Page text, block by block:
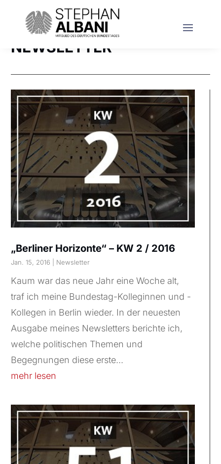
NEWSLETTER
„Berliner Horizonte“ – KW 2 / 2016
Jan. 15, 2016 Newsletter
Kaum war das neue Jahr eine Woche alt,
traf ich meine Bundestag-Kolleginnen und -
Kollegen in Berlin wieder. In der neuesten
Ausgabe meines Newsletters berichte ich,
welche politischen Themen und
Begegnungen diese erste...
mehr lesen